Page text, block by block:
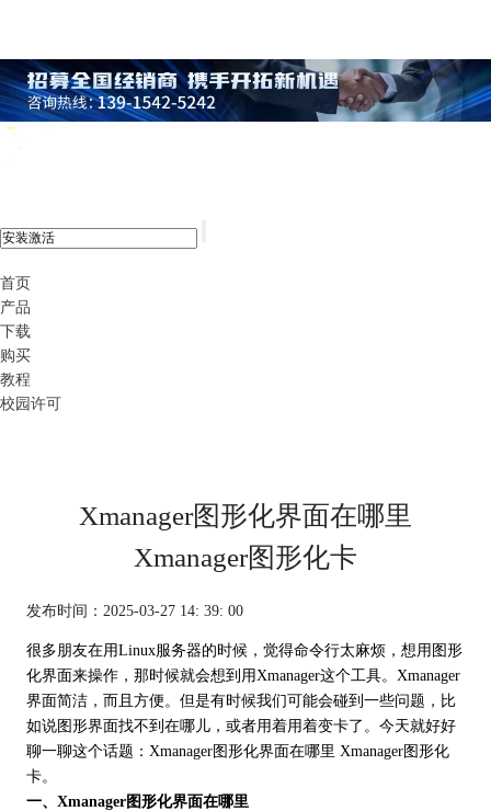
首页
产品
下载
购买
教程
校园许可
Xmanager图形化界面在哪里
Xmanager图形化卡
发布时间：2025-03-27 14: 39: 00
很多朋友在用Linux服务器的时候，觉得命令行太麻烦，想用图形
化界面来操作，那时候就会想到用Xmanager这个工具。Xmanager
界面简洁，而且方便。但是有时候我们可能会碰到一些问题，比
如说图形界面找不到在哪儿，或者用着用着变卡了。今天就好好
聊一聊这个话题：Xmanager图形化界面在哪里 Xmanager图形化
卡。
一、Xmanager图形化界面在哪里